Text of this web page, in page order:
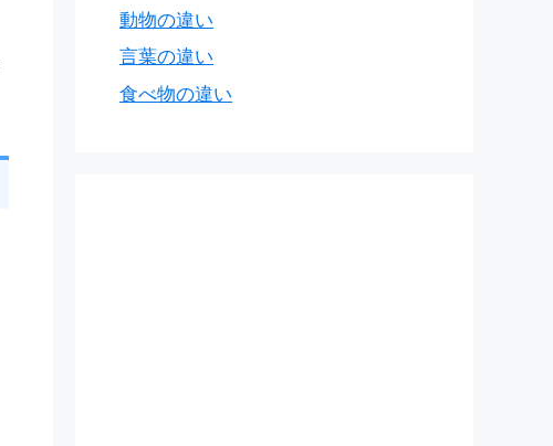
動物の違い
言葉の違い
食べ物の違い